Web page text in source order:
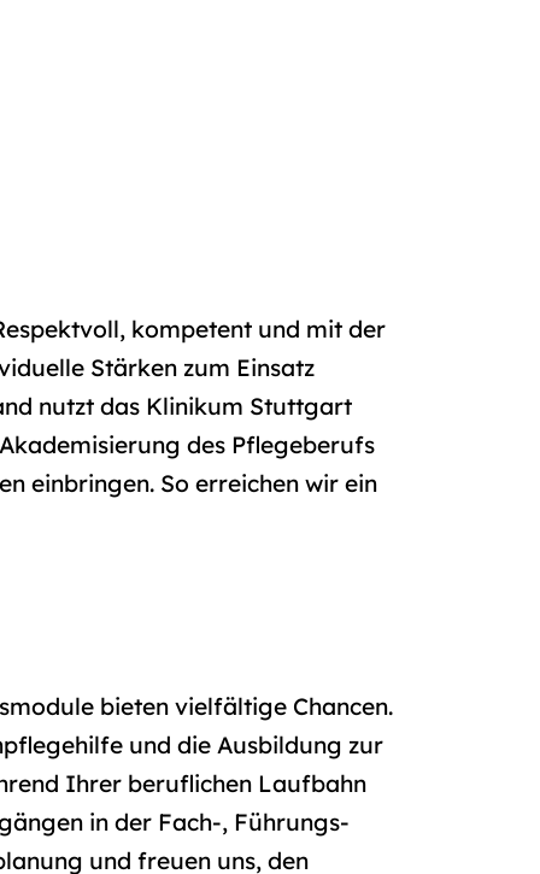
kompetent und mit der
Stärken zum Einsatz
nutzt das Klinikum Stuttgart
des Pflegeberufs
einbringen. So erreichen wir ein
bieten vielfältige Chancen.
und die Ausbildung zur
Ihrer beruflichen Laufbahn
in der Fach-, Führungs-
und freuen uns, den